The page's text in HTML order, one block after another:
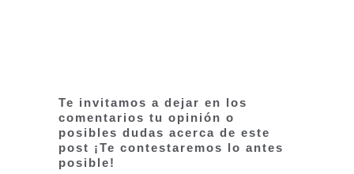
Te invitamos a dejar en los
comentarios tu opinión o
posibles dudas acerca de este
post ¡Te contestaremos lo antes
posible!